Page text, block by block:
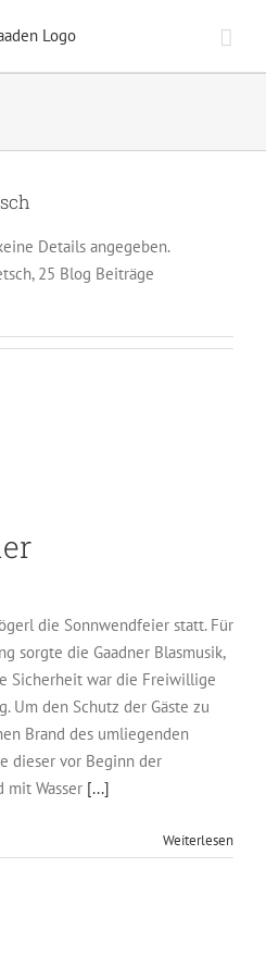
Details angegeben.
25 Blog Beiträge
die Sonnwendfeier statt. Für
sorgte die Gaadner Blasmusik,
Sicherheit war die Freiwillige
Um den Schutz der Gäste zu
Brand des umliegenden
dieser vor Beginn der
mit Wasser [...]
Weiterlesen